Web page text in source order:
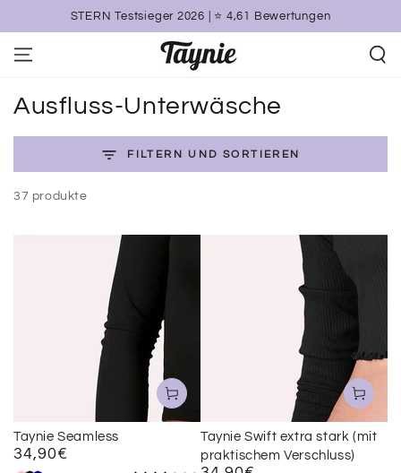
ZUM INHALT
SPRINGEN
STERN Testsieger 2026 | ⭐️ 4,61 Bewertungen
Kollektion:
Ausfluss-Unterwäsche
FILTERN UND SORTIEREN
37 produkte
Taynie Seamless
Regulärer
34,90€
Taynie Swift extra stark (mit
praktischem Verschluss)